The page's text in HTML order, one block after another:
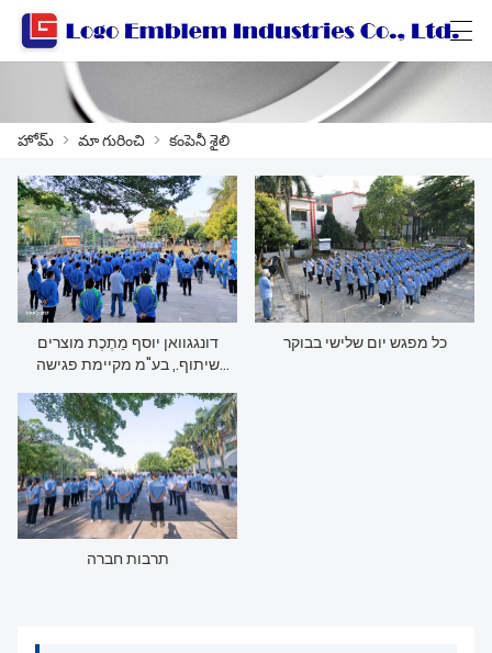
హోమ్
ఉత్పత్తులు
వర్క్‌షాప్
మా గురించి
మమ్మల్ని సంప్రదించండి
ఉత్పత్తి కేటలాగ్
న్యూస్
العربية Български Català
హోమ్ > మా గురించి > కంపెనీ శైలి
דונגגוואן יוסף מַתֶכֶת מוצרים
שיתוף., בע"מ מקיימת פגישה
שלישי בשעה 7:30 בבוקר.
כל מפגש יום שלישי בבוקר
תרבות חברה